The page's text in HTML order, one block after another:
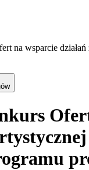
na wsparcie